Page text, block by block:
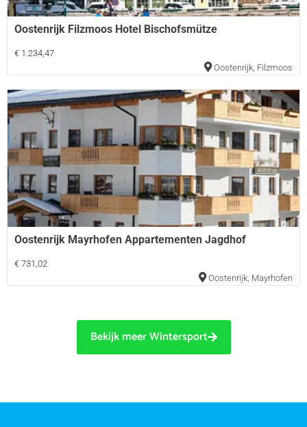
Oostenrijk Filzmoos Hotel Bischofsmütze
€ 1.234,47
Oostenrijk, Filzmoos
Oostenrijk Mayrhofen Appartementen Jagdhof
€ 731,02
Oostenrijk, Mayrhofen
Bekijk meer Wintersport